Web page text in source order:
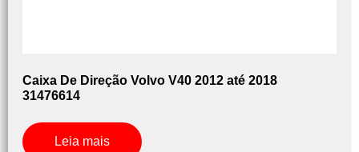
Caixa De Direção Volvo V40 2012 até 2018
31476614
Leia mais